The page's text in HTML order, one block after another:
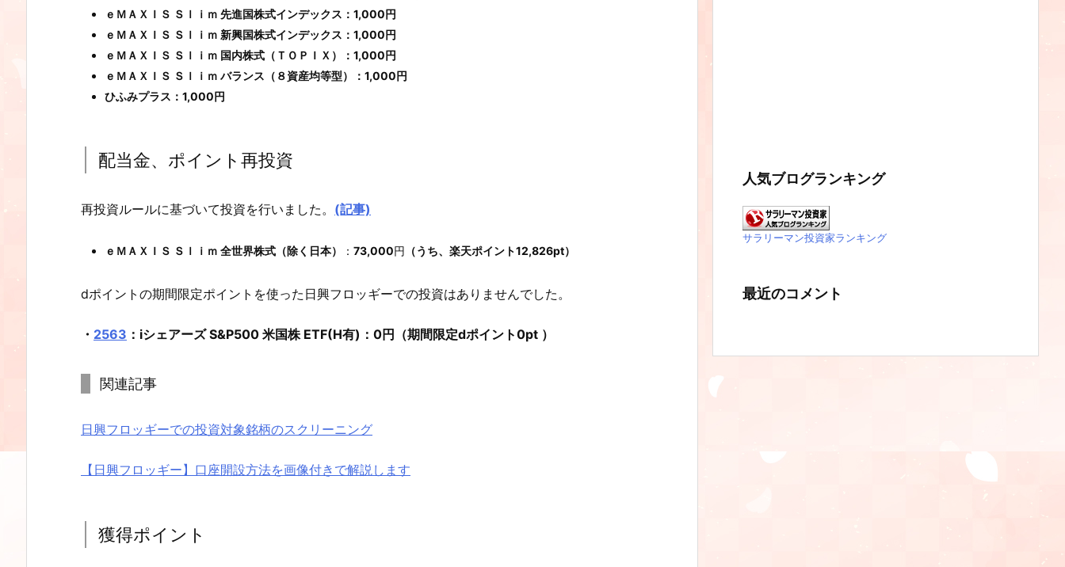
ｅＭＡＸＩＳ Ｓｌｉｍ 先進国株式インデックス：1,000円
ｅＭＡＸＩＳ Ｓｌｉｍ 新興国株式インデックス：1,000円
ｅＭＡＸＩＳ Ｓｌｉｍ 国内株式（ＴＯＰＩＸ）：1,000円
ｅＭＡＸＩＳ Ｓｌｉｍ バランス（８資産均等型）：1,000円
ひふみプラス：1,000円
配当金、ポイント再投資
再投資ルールに基づいて投資を行いました。 (記事)
ｅＭＡＸＩＳ Ｓｌｉｍ 全世界株式（除く日本） ： 73,000円 （うち、楽天ポイント12,826pt）
dポイントの期間限定ポイントを使った日興フロッギーでの投資はありませんでした。
・ 2563 ：iシェアーズ S&P500 米国株 ETF(H有)：0円（期間限定dポイント0pt ）
関連記事
日興フロッギーでの投資対象銘柄のスクリーニング
【日興フロッギー】口座開設方法を画像付きで解説します
獲得ポイント
人気ブログランキング
サラリーマン投資家ランキング
最近のコメント